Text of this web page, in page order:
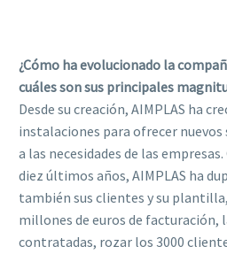
¿Cómo ha evolucionado la
cuáles son sus principales
Desde su creación, AIMPLAS ha
instalaciones para ofrecer nuevos
a las necesidades de las
diez últimos años, AIMPLAS ha
también sus clientes y su
millones de euros de facturación,
contratadas, rozar los 3000